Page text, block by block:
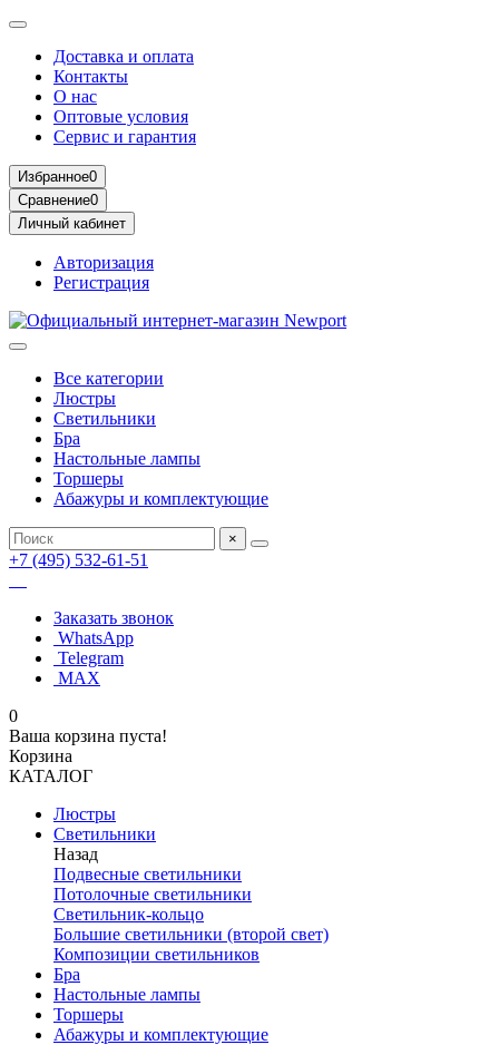
Доставка и оплата
Контакты
О нас
Оптовые условия
Сервис и гарантия
Избранное0
Сравнение0
Личный кабинет
Авторизация
Регистрация
Все категории
Люстры
Светильники
Бра
Настольные лампы
Торшеры
Абажуры и комплектующие
×
+7 (495) 532-61-51
Заказать звонок
WhatsApp
Telegram
MAX
0
Ваша корзина пуста!
Корзина
КАТАЛОГ
Люстры
Светильники
Назад
Подвесные светильники
Потолочные светильники
Светильник-кольцо
Большие светильники (второй свет)
Композиции светильников
Бра
Настольные лампы
Торшеры
Абажуры и комплектующие